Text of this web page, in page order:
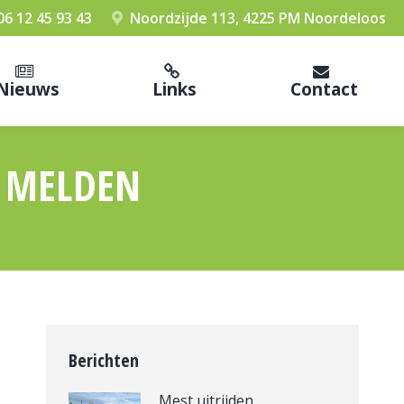
12 45 93 43 Noordzijde 113, 4225 PM Noordeloos
Links Contact
Berichten